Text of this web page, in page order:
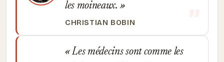
les moineaux.
CHRISTIAN BOBIN
Les médecins sont comme les